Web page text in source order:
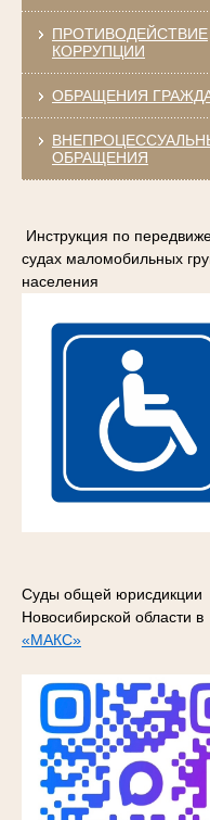
ПРОТИВОДЕЙСТВИЕ
КОРРУПЦИИ
ОБРАЩЕНИЯ
ОБРАЩЕНИЯ
Инструкция по
судах маломобильных
населения
Суды общей юрисдикции
Новосибирской области в
«МАКС»